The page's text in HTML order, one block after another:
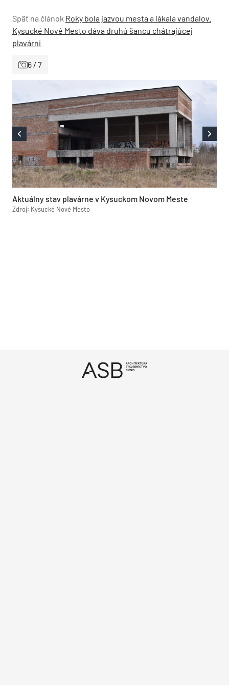
Späť na článok Roky bola jazvou mesta a lákala vandalov.
Kysucké Nové Mesto dáva druhú šancu chátrajúcej
plavárni
6 / 7
Aktuálny stav plavárne v Kysuckom Novom Meste
Zdroj: Kysucké Nové Mesto